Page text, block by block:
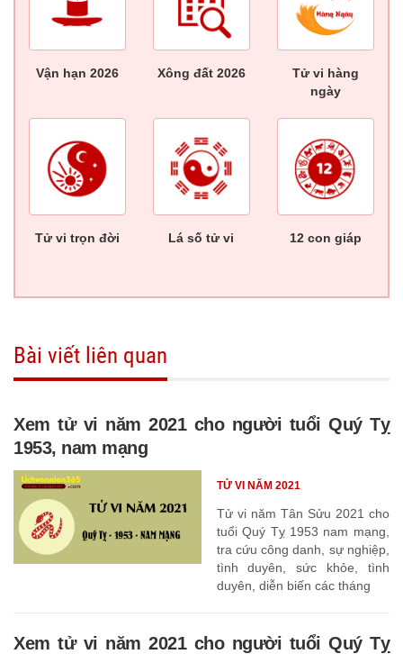
Vận hạn 2026 Xông đất 2026
Tử vi hàng
ngày
Tử vi trọn đời Lá số tử vi 12 con giáp
Bài viết liên quan
Xem tử vi năm 2021 cho người tuổi Quý Tỵ
1953, nam mạng
Tử vi năm Tân Sửu 2021 cho
tuổi Quý Tỵ 1953 nam mạng,
tra cứu công danh, sự nghiệp,
tình duyên, sức khỏe, tình
duyên, diễn biến các tháng
TỬ VI NĂM 2021
Xem tử vi năm 2021 cho người tuổi Quý Tỵ